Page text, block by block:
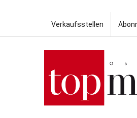
Verkaufsstellen